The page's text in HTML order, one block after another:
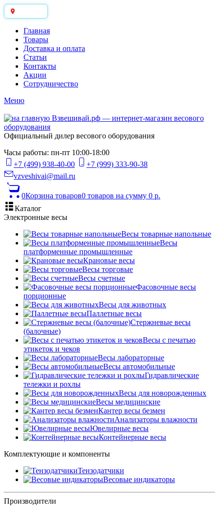
Главная
Товары
Доставка и оплата
Статьи
Контакты
Акции
Сотрудничество
Меню
Официальный дилер весового оборудования
Часы работы: пн-пт 10:00-18:00
+7 (499) 938-40-00
+7 (999) 333-90-38
vzveshivai@mail.ru
0Корзина товаров0 товаров на сумму 0 р.
Каталог
Электронные весы
Весы товарные напольные
Весы
платформенные промышленные
Крановые весы
Весы торговые
Весы счетные
Фасовочные весы
порционные
Весы для животных
Паллетные весы
Стержневые весы
(балочные)
Весы c печатью
этикеток и чеков
Весы лабораторные
Весы автомобильные
Гидравлические
тележки и рохлы
Весы для новорожденных
Весы медицинские
Кантер весы безмен
Анализаторы влажности
Ювелирные весы
Контейнерные весы
Комплектующие и компоненты
Тензодатчики
Весовые индикаторы
Производители